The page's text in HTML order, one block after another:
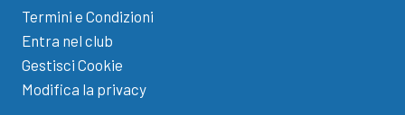
Termini e Condizioni
Entra nel club
Gestisci Cookie
Modifica la privacy